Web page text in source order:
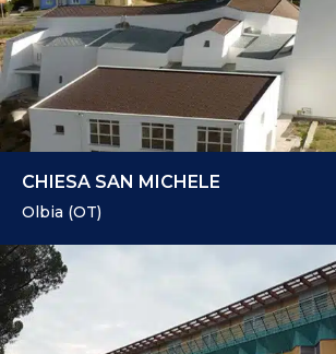
CHIESA SAN MICHELE
Olbia (OT)